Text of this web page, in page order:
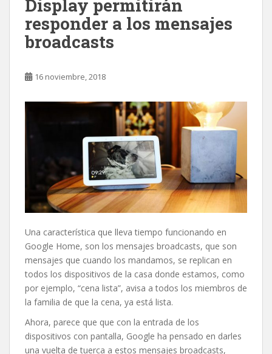
Display permitirán
responder a los mensajes
broadcasts
16 noviembre, 2018
Una característica que lleva tiempo funcionando en
Google Home, son los mensajes broadcasts, que son
mensajes que cuando los mandamos, se replican en
todos los dispositivos de la casa donde estamos, como
por ejemplo, “cena lista”, avisa a todos los miembros de
la familia de que la cena, ya está lista.
Ahora, parece que que con la entrada de los
dispositivos con pantalla, Google ha pensado en darles
una vuelta de tuerca a estos mensajes broadcasts,